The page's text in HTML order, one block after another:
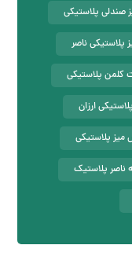
صندلی پلاستیکی
پلاستیکی ناصر
کلمن پلاستیکی
ارزان
پلاستیکی
ناصر پلاستیک